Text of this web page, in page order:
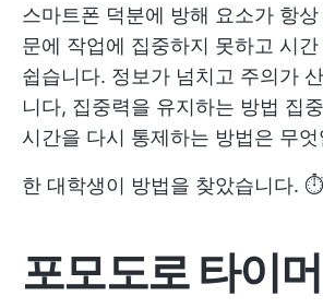
스마트폰 덕분에 방해 요소가 항
문에 작업에 집중하지 못하고 시
쉽습니다. 정보가 넘치고 주의가
니다, 집중력을 유지하는 방법 집
시간을 다시 통제하는 방법은 무엇
한 대학생이 방법을 찾았습니다. ⏱
포모도로 타이